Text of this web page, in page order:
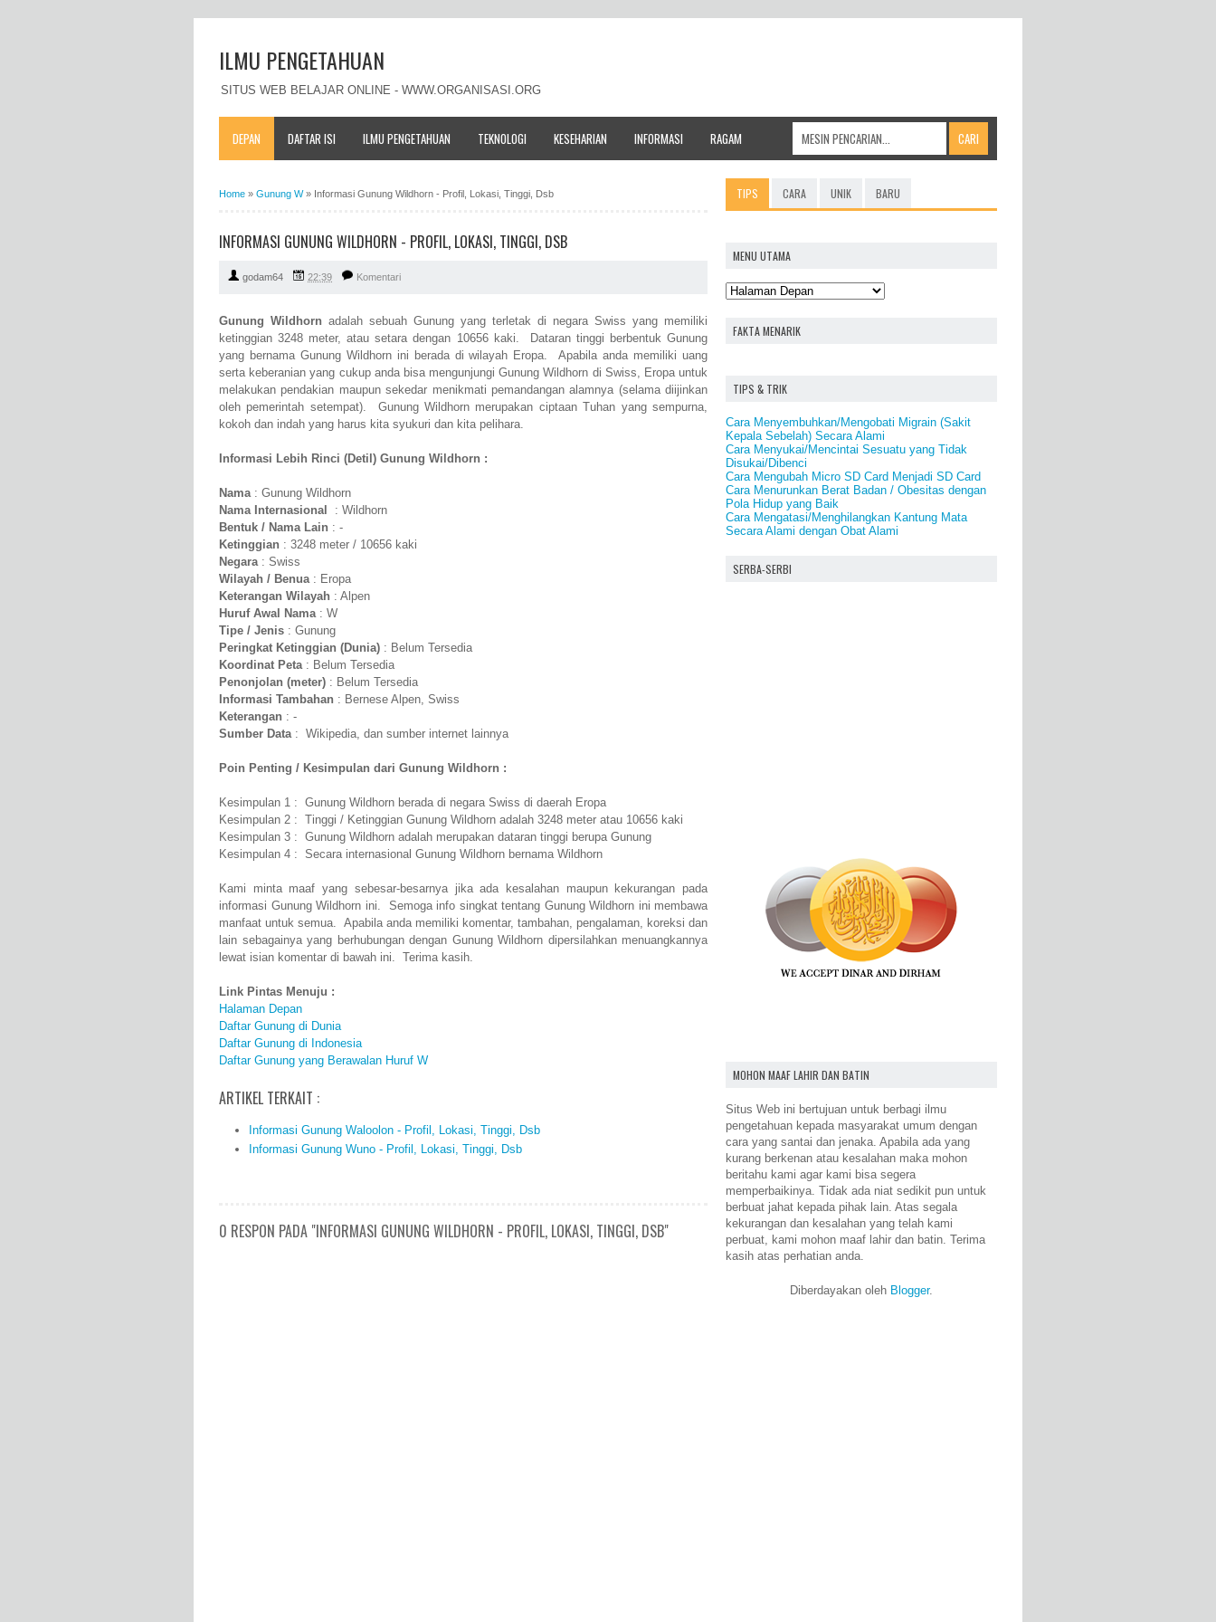
ILMU PENGETAHUAN
SITUS WEB BELAJAR ONLINE - WWW.ORGANISASI.ORG
DEPAN DAFTAR ISI ILMU PENGETAHUAN TEKNOLOGI KESEHARIAN INFORMASI RAGAM
Home » Gunung W» Informasi Gunung Wildhorn - Profil, Lokasi, Tinggi, Dsb
INFORMASI GUNUNG WILDHORN - PROFIL, LOKASI, TINGGI, DSB
godam64 22:39 Komentari
Gunung Wildhorn adalah sebuah Gunung yang terletak di negara Swiss yang memiliki
ketinggian 3248 meter, atau setara dengan 10656 kaki. Dataran tinggi berbentuk Gunung
yang bernama Gunung Wildhorn ini berada di wilayah Eropa. Apabila anda memiliki uang
serta keberanian yang cukup anda bisa mengunjungi Gunung Wildhorn di Swiss, Eropa untuk
melakukan pendakian maupun sekedar menikmati pemandangan alamnya (selama diijinkan
oleh pemerintah setempat). Gunung Wildhorn merupakan ciptaan Tuhan yang sempurna,
kokoh dan indah yang harus kita syukuri dan kita pelihara.
Informasi Lebih Rinci (Detil) Gunung Wildhorn :
Nama: Gunung Wildhorn
Nama Internasional
: Wildhorn
Bentuk / Nama Lain : -
Ketinggian : 3248 meter / 10656 kaki
Negara: Swiss
Wilayah / Benua: Eropa
Keterangan Wilayah : Alpen
Huruf Awal Nama: W
Tipe / Jenis : Gunung
Peringkat Ketinggian (Dunia) : Belum Tersedia
Koordinat Peta: Belum Tersedia
Penonjolan (meter) : Belum Tersedia
Informasi Tambahan : Bernese Alpen, Swiss
Keterangan : -
Sumber Data: Wikipedia, dan sumber internet lainnya
Poin Penting / Kesimpulan dari Gunung Wildhorn :
Kesimpulan 1 : Gunung Wildhorn berada di negara Swiss di daerah Eropa
Kesimpulan 2 : Tinggi / Ketinggian Gunung Wildhorn adalah 3248 meter atau 10656 kaki
Kesimpulan 3 : Gunung Wildhorn adalah merupakan dataran tinggi berupa Gunung
Kesimpulan 4 : Secara internasional Gunung Wildhorn bernama Wildhorn
Kami minta maaf yang sebesar-besarnya jika ada kesalahan maupun kekurangan pada
informasi Gunung Wildhorn ini. Semoga info singkat tentang Gunung Wildhorn ini membawa
manfaat untuk semua. Apabila anda memiliki komentar, tambahan, pengalaman, koreksi dan
lain sebagainya yang berhubungan dengan Gunung Wildhorn dipersilahkan menuangkannya
lewat isian komentar di bawah ini. Terima kasih.
Link Pintas Menuju :
Halaman Depan
Daftar Gunung di Dunia
Daftar Gunung di Indonesia
Daftar Gunung yang Berawalan Huruf W
ARTIKEL TERKAIT :
Informasi Gunung Waloolon - Profil, Lokasi, Tinggi, Dsb
Informasi Gunung Wuno - Profil, Lokasi, Tinggi, Dsb
0 RESPON PADA "INFORMASI GUNUNG WILDHORN - PROFIL, LOKASI, TINGGI, DSB"
TIPS CARA UNIK BARU
MENU UTAMA
FAKTA MENARIK
TIPS & TRIK
Cara Menyembuhkan/Mengobati Migrain (Sakit
Kepala Sebelah) Secara Alami
Cara Menyukai/Mencintai Sesuatu yang Tidak
Disukai/Dibenci
Cara Mengubah Micro SD Card Menjadi SD Card
Cara Menurunkan Berat Badan / Obesitas dengan
Pola Hidup yang Baik
Cara Mengatasi/Menghilangkan Kantung Mata
Secara Alami dengan Obat Alami
SERBA-SERBI
MOHON MAAF LAHIR DAN BATIN
Situs Web ini bertujuan untuk berbagi ilmu
pengetahuan kepada masyarakat umum dengan
cara yang santai dan jenaka. Apabila ada yang
kurang berkenan atau kesalahan maka mohon
beritahu kami agar kami bisa segera
memperbaikinya. Tidak ada niat sedikit pun untuk
berbuat jahat kepada pihak lain. Atas segala
kekurangan dan kesalahan yang telah kami
perbuat, kami mohon maaf lahir dan batin. Terima
kasih atas perhatian anda.
Diberdayakan oleh Blogger.